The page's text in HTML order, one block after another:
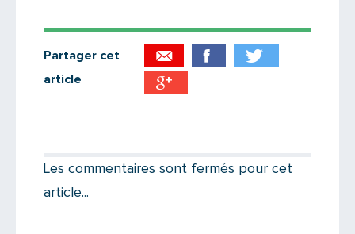
Partager cet
article
Les commentaires sont fermés pour cet
article...